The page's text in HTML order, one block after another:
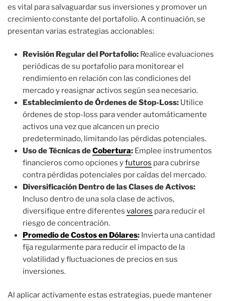
es vital para salvaguardar sus inversiones y promover un
crecimiento constante del portafolio. A continuación, se
presentan varias estrategias accionables:
Revisión Regular del Portafolio: Realice evaluaciones
periódicas de su portafolio para monitorear el
rendimiento en relación con las condiciones del
mercado y reasignar activos según sea necesario.
Establecimiento de Órdenes de Stop-Loss: Utilice
órdenes de stop-loss para vender automáticamente
activos una vez que alcancen un precio
predeterminado, limitando las pérdidas potenciales.
Uso de Técnicas deCobertura: Emplee instrumentos
financieros como opciones yfuturos para cubrirse
contra pérdidas potenciales por caídas del mercado.
Diversificación Dentro de las Clases de Activos:
Incluso dentro de una sola clase de activos,
diversifique entre diferentes valores para reducir el
riesgo de concentración.
Promedio de Costos en Dólares: Invierta una cantidad
fija regularmente para reducir el impacto de la
volatilidad y fluctuaciones de precios en sus
inversiones.
Al aplicar activamente estas estrategias, puede mantener